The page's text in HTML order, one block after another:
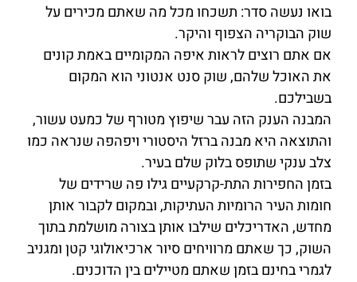
בואו נעשה סדר: תשכחו מכל מה שאתם מכירים על
שוק הבוקריה הצפוף והיקר.
אם אתם רוצים לראות איפה המקומיים באמת קונים
את האוכל שלהם, שוק סנט אנטוני הוא המקום
בשבילכם.
המבנה הענק הזה עבר שיפוץ מטורף של כמעט עשור,
והתוצאה היא מבנה ברזל היסטורי ויפהפה שנראה כמו
צלב ענקי שתופס בלוק שלם בעיר.
בזמן החפירות התת-קרקעיים גילו פה שרידים של
חומות העיר הרומיות העתיקות, ובמקום לקבור אותן
מחדש, האדריכלים שילבו אותן בצורה מושלמת בתוך
השוק, כך שאתם מרוויחים סיור ארכיאולוגי קטן ומגניב
לגמרי בחינם בזמן שאתם מטיילים בין הדוכנים.